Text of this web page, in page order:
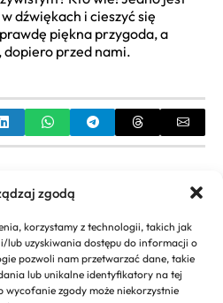
zgodą
korzystamy z technologii, takich jak
lub uzyskiwania dostępu do informacji o
pozwoli nam przetwarzać dane, takie
lub unikalne identyfikatory na tej
wycofanie zgody może niekorzystnie
dźwiękach i cieszyć się
piękna przygoda, a
dopiero przed nami.
Interpretacja: Metodyka i
NEXT